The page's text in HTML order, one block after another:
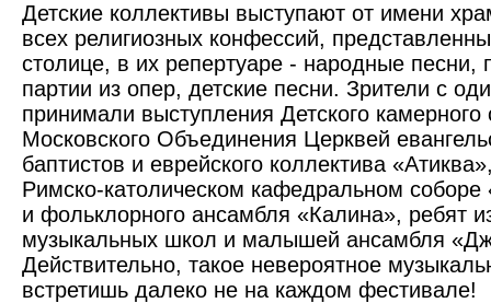
Детские коллективы выступают от имени
всех религиозных конфессий,
столице, в их репертуаре - народные песни,
партии из опер, детские песни. Зрители с
принимали выступления Детского камерного
Московского Объединения Церквей
баптистов и еврейского коллектива
Римско-католическом кафедральном соборе
и фольклорного ансамбля «Калина», ребят
музыкальных школ и малышей ансамбля
Действительно, такое невероятное
встретишь далеко не на каждом фестивале!